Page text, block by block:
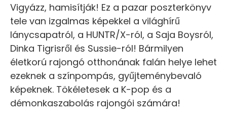
Vigyázz, hamisítják! Ez a pazar poszterkönyv
tele van izgalmas képekkel a világhírű
lánycsapatról, a HUNTR/X-ról, a Saja Boysról,
Dinka Tigrisről és Sussie-ról! Bármilyen
életkorú rajongó otthonának falán helye lehet
ezeknek a színpompás, gyűjteménybevaló
képeknek. Tökéletesek a K-pop és a
démonkaszabolás rajongói számára!